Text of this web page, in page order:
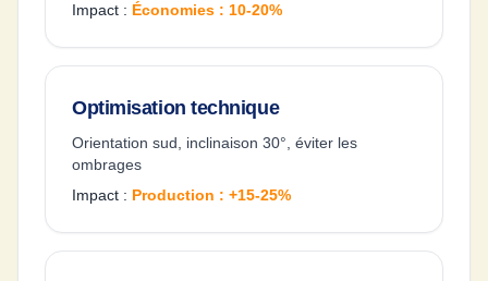
Impact : Économies : 10-20%
Optimisation technique
Orientation sud, inclinaison 30°, éviter les
ombrages
Impact : Production : +15-25%